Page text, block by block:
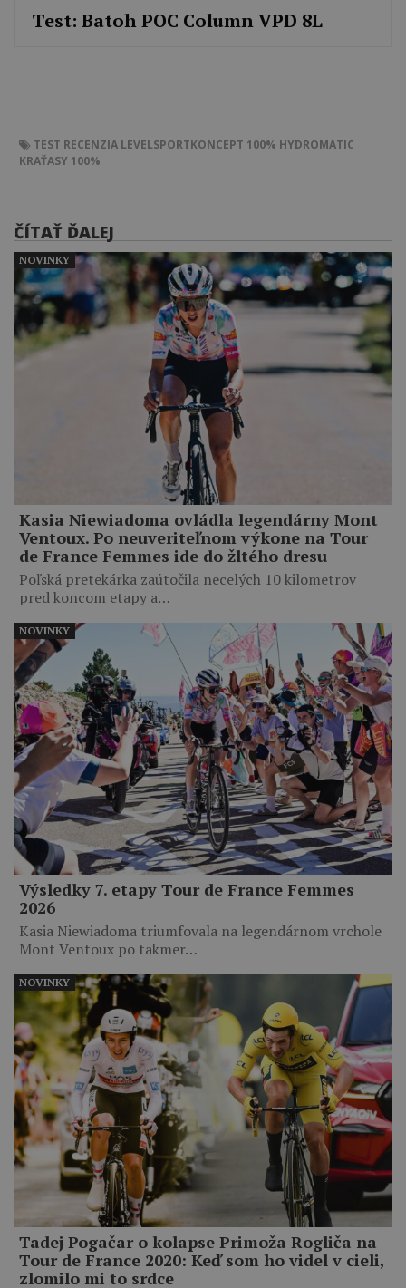
Test: Batoh POC Column VPD 8L
TEST RECENZIA LEVELSPORTKONCEPT 100% HYDROMATIC
KRAŤASY 100%
ČÍTAŤ ĎALEJ
Kasia Niewiadoma ovládla legendárny Mont
Ventoux. Po neuveriteľnom výkone na Tour
de France Femmes ide do žltého dresu
Poľská pretekárka zaútočila necelých 10 kilometrov
pred koncom etapy a…
NOVINKY
Výsledky 7. etapy Tour de France Femmes
2026
Kasia Niewiadoma triumfovala na legendárnom vrchole
Mont Ventoux po takmer…
NOVINKY
Tadej Pogačar o kolapse Primoža Rogliča na
Tour de France 2020: Keď som ho videl v cieli,
zlomilo mi to srdce
NOVINKY